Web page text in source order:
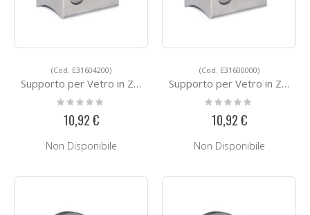
(Cod. E31604200)
Supporto per Vetro in Zamac E31604200
Rating:
10,92 €
Non Disponibile
(Cod. E31600000)
Supporto per Vetro in Zamac E31600000
Rating:
10,92 €
Non Disponibile